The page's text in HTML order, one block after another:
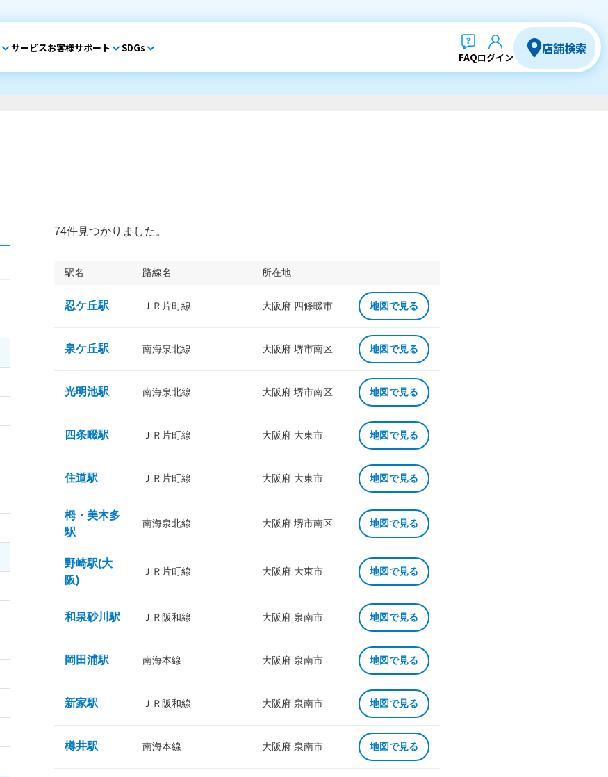
サービスお客様サポート SDGs
FAQログイン
店舗検索
74件見つかりました。
駅名 路線名 所在地
忍ケ丘駅 ＪＲ片町線 大阪府 四條畷市 地図で見る
泉ケ丘駅 南海泉北線 大阪府 堺市南区 地図で見る
光明池駅 南海泉北線 大阪府 堺市南区 地図で見る
四条畷駅 ＪＲ片町線 大阪府 大東市 地図で見る
住道駅 ＪＲ片町線 大阪府 大東市 地図で見る
栂・美木多
駅
南海泉北線 大阪府 堺市南区 地図で見る
野崎駅(大
阪)
ＪＲ片町線 大阪府 大東市 地図で見る
和泉砂川駅 ＪＲ阪和線 大阪府 泉南市 地図で見る
岡田浦駅 南海本線 大阪府 泉南市 地図で見る
新家駅 ＪＲ阪和線 大阪府 泉南市 地図で見る
樽井駅 南海本線 大阪府 泉南市 地図で見る